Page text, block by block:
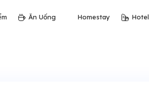
Ăn Uống Homestay Hotel